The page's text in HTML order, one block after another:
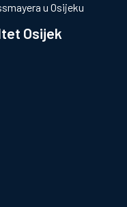
u Osijeku
Osijek